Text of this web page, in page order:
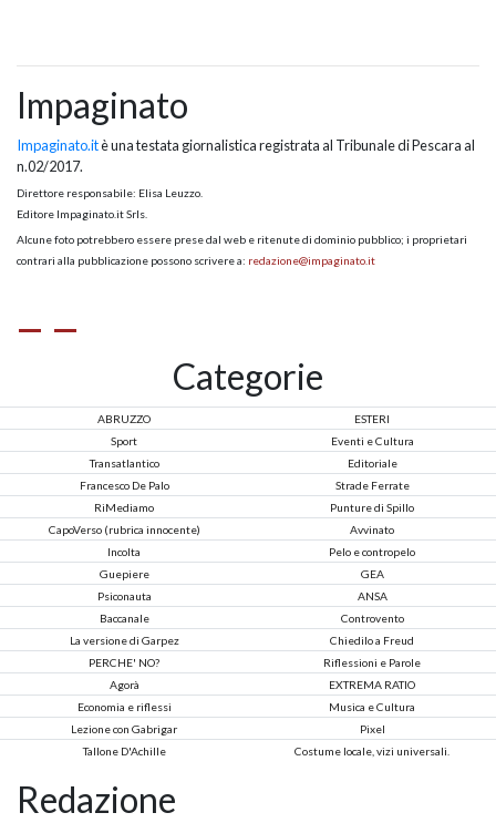
Impaginato
Impaginato.itè una testata giornalistica registrata al Tribunale di Pescara al
n.02/2017.
Direttore responsabile: Elisa Leuzzo.
Editore Impaginato.it Srls.
Alcune foto potrebbero essere prese dal web e ritenute di dominio pubblico; i proprietari
contrari alla pubblicazione possono scrivere a: redazione@impaginato.it
Categorie
ABRUZZO
ESTERI
Sport
Eventi e Cultura
Transatlantico
Editoriale
Francesco De Palo
Strade Ferrate
RiMediamo
Punture di Spillo
CapoVerso (rubrica innocente)
Avvinato
Incolta
Pelo e contropelo
Guepiere
GEA
Psiconauta
ANSA
Baccanale
Controvento
La versione di Garpez
Chiedilo a Freud
PERCHE' NO?
Riflessioni e Parole
Agorà
EXTREMA RATIO
Economia e riflessi
Musica e Cultura
Lezione con Gabrigar
Pixel
Tallone D'Achille
Costume locale, vizi universali.
Redazione